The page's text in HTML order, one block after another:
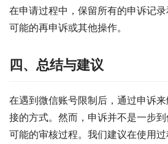
在申请过程中，保留所有的申诉记
可能的再申诉或其他操作。
四、总结与建议
在遇到微信账号限制后，通过申诉
接的方式。然而，申诉并不是一步
可能的审核过程。我们建议在使用